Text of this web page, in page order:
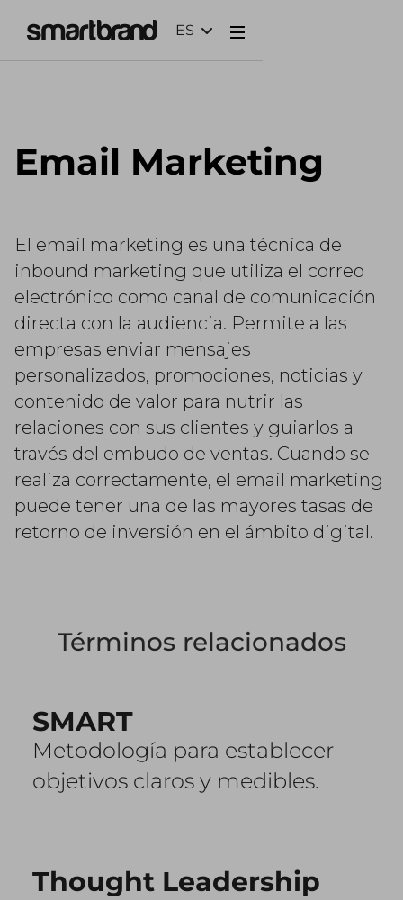
ES
Email Marketing
El email marketing es una técnica de
inbound marketing que utiliza el correo
electrónico como canal de comunicación
directa con la audiencia. Permite a las
empresas enviar mensajes
personalizados, promociones, noticias y
contenido de valor para nutrir las
relaciones con sus clientes y guiarlos a
través del embudo de ventas. Cuando se
realiza correctamente, el email marketing
puede tener una de las mayores tasas de
retorno de inversión en el ámbito digital.
Términos relacionados
SMART
Metodología para establecer
objetivos claros y medibles.
Thought Leadership